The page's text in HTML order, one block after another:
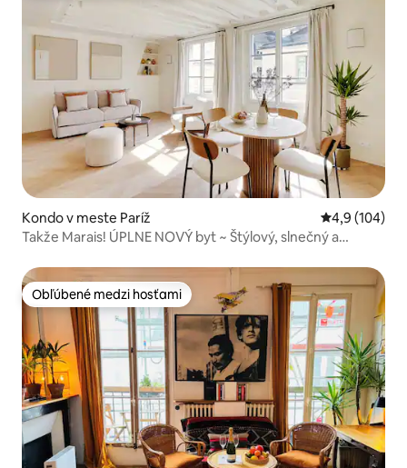
Kondo v meste Paríž Priemerné
4,9 (104)
Takže Marais! ÚPLNE NOVÝ byt ~ Štýlový, slnečný a
Obľúbené medzi hosťami
Obľúbené medzi hosťami